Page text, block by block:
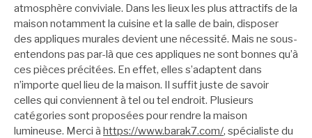
atmosphère conviviale. Dans les lieux les plus attractifs de la
maison notamment la cuisine et la salle de bain, disposer
des appliques murales devient une nécessité. Mais ne sous-
entendons pas par-là que ces appliques ne sont bonnes qu’à
ces pièces précitées. En effet, elles s’adaptent dans
n’importe quel lieu de la maison. Il suffit juste de savoir
celles qui conviennent à tel ou tel endroit. Plusieurs
catégories sont proposées pour rendre la maison
lumineuse. Merci à https://www.barak7.com/, spécialiste du